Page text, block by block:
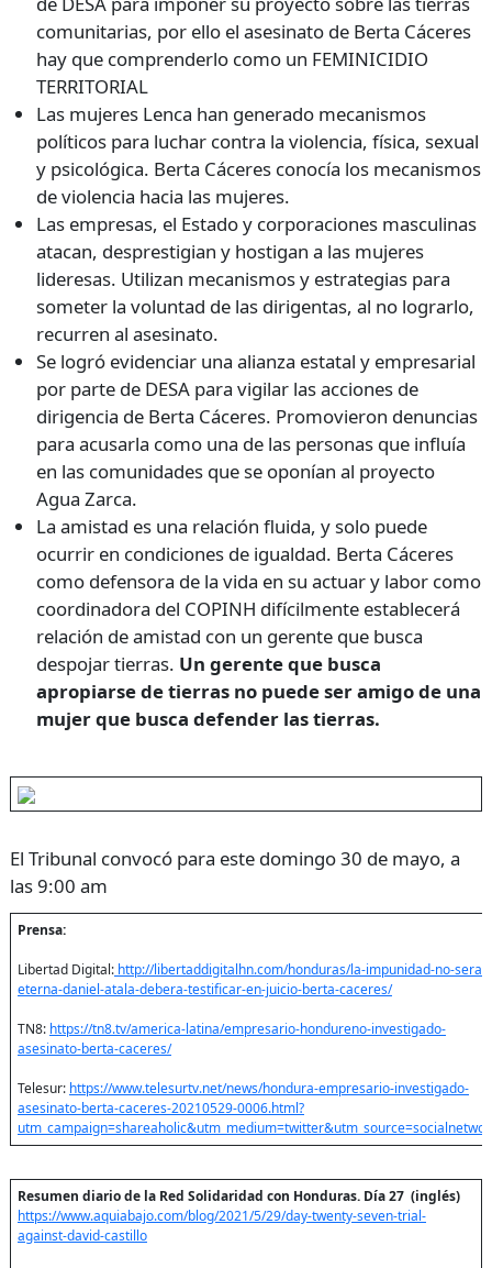
comunitarias, por ello el asesinato de Berta Cáceres
hay que comprenderlo como un FEMINICIDIO
TERRITORIAL
Las mujeres Lenca han generado mecanismos
políticos para luchar contra la violencia, física, sexual
y psicológica. Berta Cáceres conocía los mecanismos
de violencia hacia las mujeres.
Las empresas, el Estado y corporaciones masculinas
atacan, desprestigian y hostigan a las mujeres
lideresas. Utilizan mecanismos y estrategias para
someter la voluntad de las dirigentas, al no lograrlo,
recurren al asesinato.
Se logró evidenciar una alianza estatal y empresarial
por parte de DESA para vigilar las acciones de
dirigencia de Berta Cáceres. Promovieron denuncias
para acusarla como una de las personas que influía
en las comunidades que se oponían al proyecto
Agua Zarca.
La amistad es una relación fluida, y solo puede
ocurrir en condiciones de igualdad. Berta Cáceres
como defensora de la vida en su actuar y labor como
coordinadora del COPINH difícilmente establecerá
relación de amistad con un gerente que busca
despojar tierras. Un gerente que busca
apropiarse de tierras no puede ser amigo de una
mujer que busca defender las tierras.
El Tribunal convocó para este domingo 30 de mayo, a
las 9:00 am
Prensa:
Libertad Digital: http://libertaddigitalhn.com/honduras/la-impunidad-no-sera-
eterna-daniel-atala-debera-testificar-en-juicio-berta-caceres/
TN8: https://tn8.tv/america-latina/empresario-hondureno-investigado-
asesinato-berta-caceres/
Telesur: https://www.telesurtv.net/news/hondura-empresario-investigado-
asesinato-berta-caceres-20210529-0006.html?
Resumen diario de la Red Solidaridad con Honduras. Día 27 (inglés)
https://www.aquiabajo.com/blog/2021/5/29/day-twenty-seven-trial-
against-david-castillo